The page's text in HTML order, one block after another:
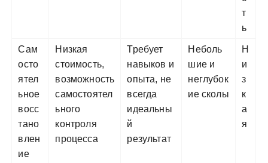
т
ь
Сам
осто
ятел
ьное
восс
тано
влен
ие
Низкая
стоимость,
возможность
самостоятел
ьного
контроля
процесса
Требует
навыков и
опыта, не
всегда
идеальны
й
результат
Неболь
шие и
неглубок
ие сколы
Н
и
з
к
а
я